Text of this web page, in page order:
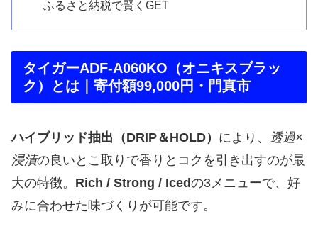
ふるさと納税で賢くGET
タイガーADF-A060KO（オニキスブラッ
ク）とは｜寄付額99,000円・門真市
ハイブリッド抽出（DRIP＆HOLD） により、 透過×
浸漬の良いとこ取りで香りとコクを引き出すのが最
大の特徴。 Rich / Strong / Icedの3メニューで、好
みに合わせた味づくりが可能です。